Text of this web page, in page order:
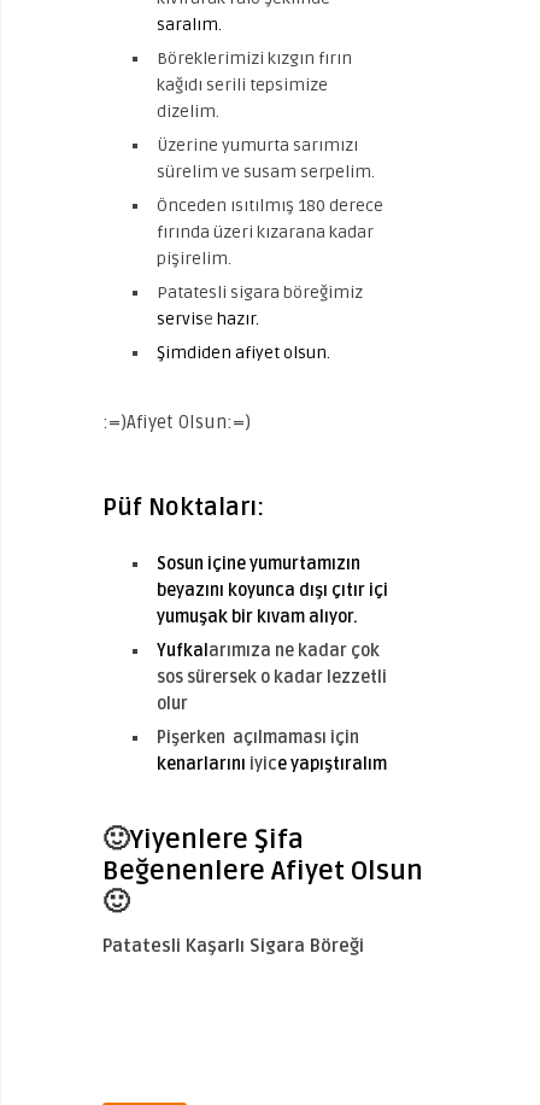
saralım.
Böreklerimizi kızgın fırın
kağıdı serili tepsimize
dizelim.
Üzerine yumurta sarımızı
sürelim ve susam serpelim.
Önceden ısıtılmış 180 derece
fırında üzeri kızarana kadar
pişirelim.
Patatesli sigara böreğimiz
servise hazır.
Şimdiden afiyet olsun.
:=)Afiyet Olsun:=)
Püf Noktaları:
Sosun içine yumurtamızın
beyazını koyunca dışı çıtır içi
yumuşak bir kıvam alıyor.
Yufkal arımıza ne kadar çok
sos sürersek o kadar lezzetli
olur
Pişerken açılmaması için
kenarlarını iyice yapıştıralım
🙂Yiyenlere Şifa
Beğenenlere Afiyet Olsun
🙂
Patatesli Kaşarlı Sigara Böreği